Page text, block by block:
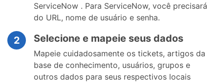
ServiceNow . Para ServiceNow, você precisará
do URL, nome de usuário e senha.
2 Selecione e mapeie seus dados
Mapeie cuidadosamente os tickets, artigos da
base de conhecimento, usuários, grupos e
outros dados para seus respectivos locais